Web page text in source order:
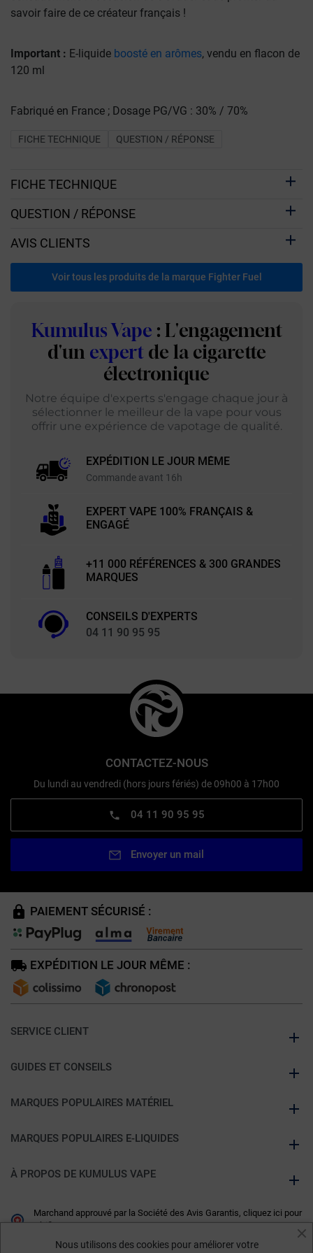
savoir faire de ce créateur français !
Important : E-liquide boosté en arômes, vendu en flacon de
120 ml
Fabriqué en France ; Dosage PG/VG : 30% / 70%
FICHE TECHNIQUE QUESTION / RÉPONSE
FICHE TECHNIQUE
QUESTION / RÉPONSE
AVIS CLIENTS
Voir tous les produits de la marque Fighter Fuel
Kumulus Vape : L'engagement
d'un expert de la cigarette
électronique
Notre équipe d'experts s'engage chaque jour à
sélectionner le meilleur de la vape pour vous
offrir une expérience de vapotage de qualité.
EXPÉDITION LE JOUR MÊME
Commande avant 16h
EXPERT VAPE 100% FRANÇAIS &
ENGAGÉ
+11 000 RÉFÉRENCES & 300 GRANDES
MARQUES
CONSEILS D'EXPERTS
04 11 90 95 95
CONTACTEZ-NOUS
Du lundi au vendredi (hors jours fériés) de 09h00 à 17h00
04 11 90 95 95
Envoyer un mail
PAIEMENT SÉCURISÉ :
EXPÉDITION LE JOUR MÊME :
SERVICE CLIENT
GUIDES ET CONSEILS
MARQUES POPULAIRES MATÉRIEL
MARQUES POPULAIRES E-LIQUIDES
À PROPOS DE KUMULUS VAPE
Marchand approuvé par la Société des Avis Garantis, cliquez ici pour
vérifier.
Nous utilisons des cookies pour améliorer votre